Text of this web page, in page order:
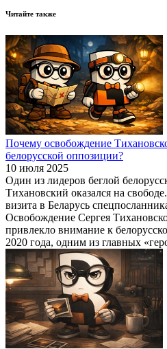
Читайте также
Почему освобождение
белорусской оппозиции?
10 июля 2025
Один из лидеров беглой
Тихановский оказался на
визита в Беларусь
Освобождение Сергея
привлекло внимание к
2020 года, одним из главных